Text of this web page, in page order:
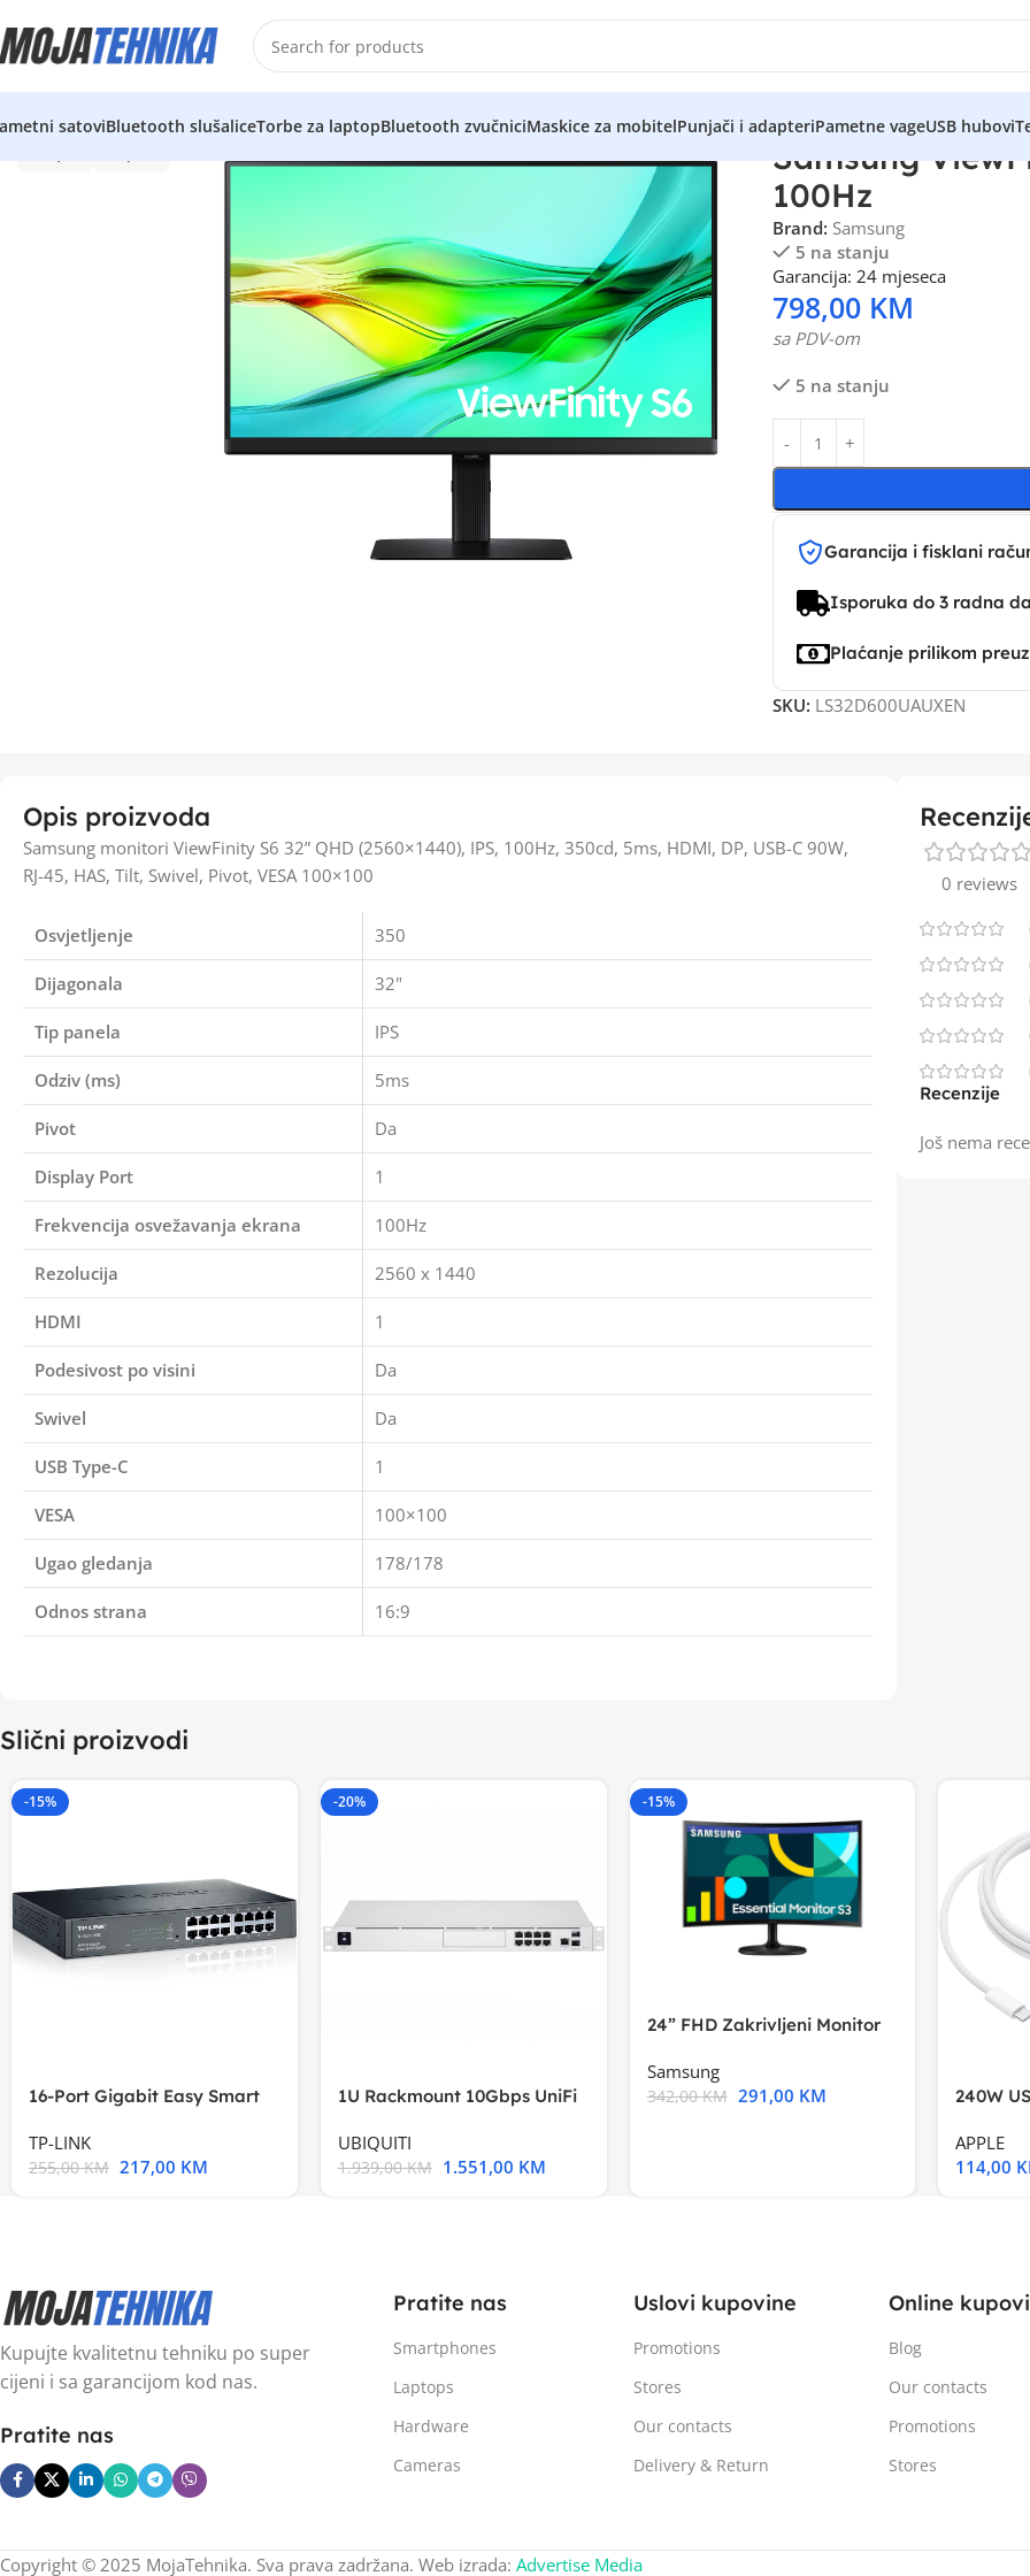
satoviBluetooth slušaliceTorbe za laptopBluetooth zvučniciMaskice za mobitelPunjači i adapteriPametne vageUSB hubovi
Samsung
100Hz
Brand: Samsung
5 na stanju
Garancija: 24 mjeseca
798,00 KM
sa PDV-om
5 na stanju
Garancija i fisklani
Isporuka do 3 radna
Plaćanje prilikom
SKU: LS32D600UAUXEN
Opis proizvoda
Samsung monitori ViewFinity S6 32” QHD (2560×1440), IPS, 100Hz, 350cd, 5ms, HDMI, DP, USB-C 90W,
RJ-45, HAS, Tilt, Swivel, Pivot, VESA 100×100
Osvjetljenje 350
Dijagonala 32"
Tip panela IPS
Odziv (ms) 5ms
Pivot Da
Display Port 1
Frekvencija osvežavanja ekrana 100Hz
Rezolucija 2560 x 1440
HDMI 1
Podesivost po visini Da
Swivel Da
USB Type-C 1
VESA 100×100
Ugao gledanja 178/178
Odnos strana 16:9
0 reviews
Recenzije
Još nema
Slični proizvodi
-15%
16-Port Gigabit Easy Smart
TP-LINK
255,00KM 217,00 KM
-20%
1U Rackmount 10Gbps UniFi
UBIQUITI
1.939,00KM 1.551,00 KM
-15%
24” FHD Zakrivljeni Monitor
Samsung
342,00KM 291,00 KM
240W
APPLE
114,00
Kupujte kvalitetnu tehniku po super
cijeni i sa garancijom kod nas.
Pratite nas
Pratite nas
Smartphones
Laptops
Hardware
Cameras
Uslovi kupovine
Promotions
Stores
Our contacts
Delivery & Return
Online
Blog
Our contacts
Promotions
Stores
Copyright © 2025 MojaTehnika. Sva prava zadržana. Web izrada: Advertise Media